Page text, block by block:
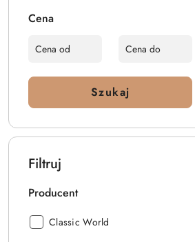
Cena
Szukaj
Filtruj
Producent
Producent:
Classic World